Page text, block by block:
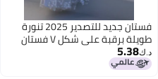
فستان جديد للتصدير 2025 تنورة
طويلة برقبة على شكل V فستان
أبيض مع حمالات
د.ك‏5.38